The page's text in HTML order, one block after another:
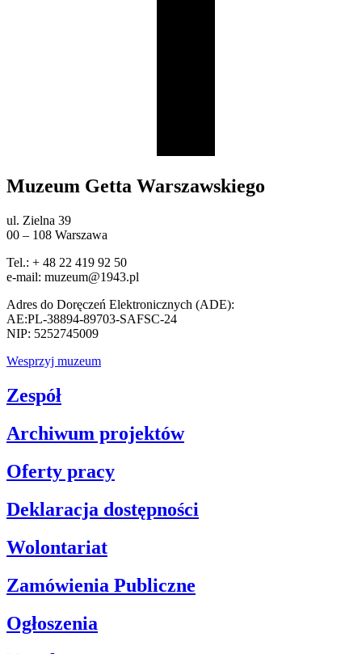
Muzeum Getta Warszawskiego
ul. Zielna 39
00 – 108 Warszawa
Tel.: + 48 22 419 92 50
e-mail: muzeum@1943.pl
Adres do Doręczeń Elektronicznych (ADE):
AE:PL-38894-89703-SAFSC-24
NIP: 5252745009
Wesprzyj muzeum
Zespół
Archiwum projektów
Oferty pracy
Deklaracja dostępności
Wolontariat
Zamówienia Publiczne
Ogłoszenia